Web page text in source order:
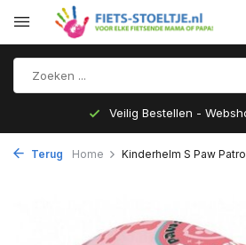
Veilig Bestellen -
Terug Home Kinderhelm S Paw